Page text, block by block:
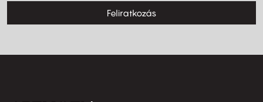
Feliratkozás